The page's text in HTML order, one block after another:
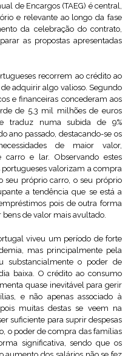
de Encargos (TAEG) é central,
e relevante ao longo da fase
da celebração do contrato,
as propostas apresentadas
recorrem ao crédito ao
adquirir algo valioso. Segundo
e financeiras concederam aos
de 5,3 mil milhões de euros
traduz numa subida de 9%
ano passado, destacando-se os
de maior valor,
carro e lar. Observando estes
valorizam a compra
seu próprio carro, o seu próprio
a tendência que se está a
pois de outra forma
de valor mais avultado.
viveu um período de forte
mas principalmente pela
substancialmente o poder de
baixa. O crédito ao consumo
quase inevitável para gerir
e não apenas associado à
muitas destas se veem na
suficiente para suprir despesas
o poder de compra das famílias
significativa, sendo que os